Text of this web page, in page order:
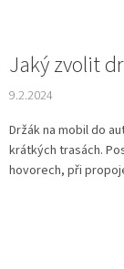
Jaký zvolit
9.2.2024
Držák na mobil do
krátkých trasách.
hovorech, při